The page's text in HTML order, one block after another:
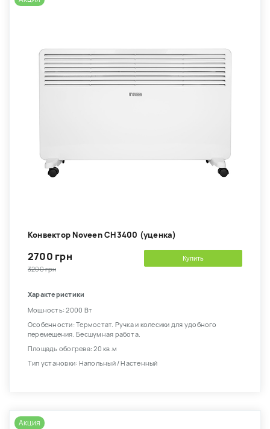
Конвектор Noveen CH3400 (уценка)
2700 грн
3200 грн
Купить
Характеристики
Мощность: 2000 Вт
Особенности: Термостат. Ручка и колесики для удобного
перемещения. Бесшумная работа.
Площадь обогрева: 20 кв.м
Тип установки: Напольный / Настенный
Акция